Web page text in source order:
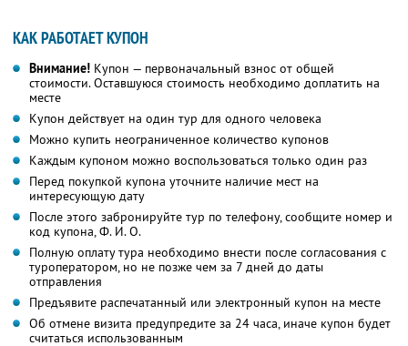
КАК РАБОТАЕТ КУПОН
Внимание! Купон — первоначальный взнос от общей
стоимости. Оставшуюся стоимость необходимо доплатить на
месте
Купон действует на один тур для одного человека
Можно купить неограниченное количество купонов
Каждым купоном можно воспользоваться только один раз
Перед покупкой купона уточните наличие мест на
интересующую дату
После этого забронируйте тур по телефону, сообщите номер и
код купона,Ф. И. О.
Полную оплату тура необходимо внести после согласования с
туроператором, но не позже чем за 7 дней до даты
отправления
Предъявите распечатанный или электронный купон на месте
Об отмене визита предупредите за 24 часа, иначе купон будет
считаться использованным